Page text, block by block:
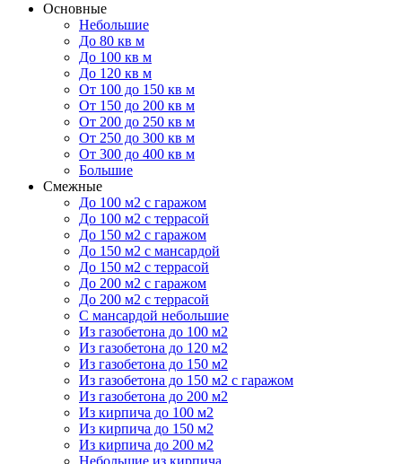
Основные
Небольшие
До 80 кв м
До 100 кв м
До 120 кв м
От 100 до 150 кв м
От 150 до 200 кв м
От 200 до 250 кв м
От 250 до 300 кв м
От 300 до 400 кв м
Большие
Смежные
До 100 м2 с гаражом
До 100 м2 с террасой
До 150 м2 с гаражом
До 150 м2 с мансардой
До 150 м2 с террасой
До 200 м2 с гаражом
До 200 м2 с террасой
С мансардой небольшие
Из газобетона до 100 м2
Из газобетона до 120 м2
Из газобетона до 150 м2
Из газобетона до 150 м2 с гаражом
Из газобетона до 200 м2
Из кирпича до 100 м2
Из кирпича до 150 м2
Из кирпича до 200 м2